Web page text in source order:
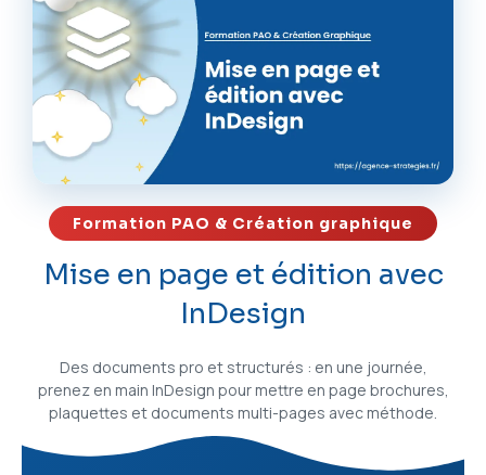
Formation PAO & Création graphique
Mise en page et édition avec
InDesign
Des documents pro et structurés : en une journée,
prenez en main InDesign pour mettre en page brochures,
plaquettes et documents multi-pages avec méthode.